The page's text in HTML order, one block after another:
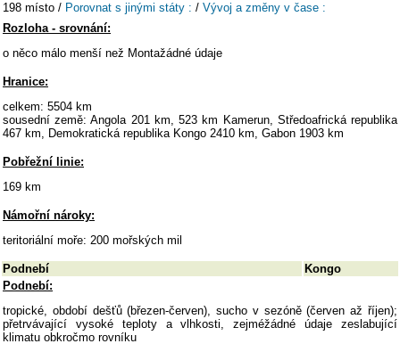
198 místo / Porovnat s jinými státy : / Vývoj a změny v čase :
Rozloha - srovnání:
o něco málo menší než Montažádné údaje
Hranice:
celkem: 5504 km
sousední země: Angola 201 km, 523 km Kamerun, Středoafrická republika
467 km, Demokratická republika Kongo 2410 km, Gabon 1903 km
Pobřežní linie:
169 km
Námořní nároky:
teritoriální moře: 200 mořských mil
Podnebí
Kongo
Podnebí:
tropické, období dešťů (březen-červen), sucho v sezóně (červen až říjen);
přetrvávající vysoké teploty a vlhkosti, zejméžádné údaje zeslabující
klimatu obkročmo rovníku